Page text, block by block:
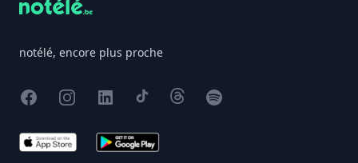
notélé, encore plus proche
FacebookInstagram
X TikTokThreadsSpotify
App Store Google Play